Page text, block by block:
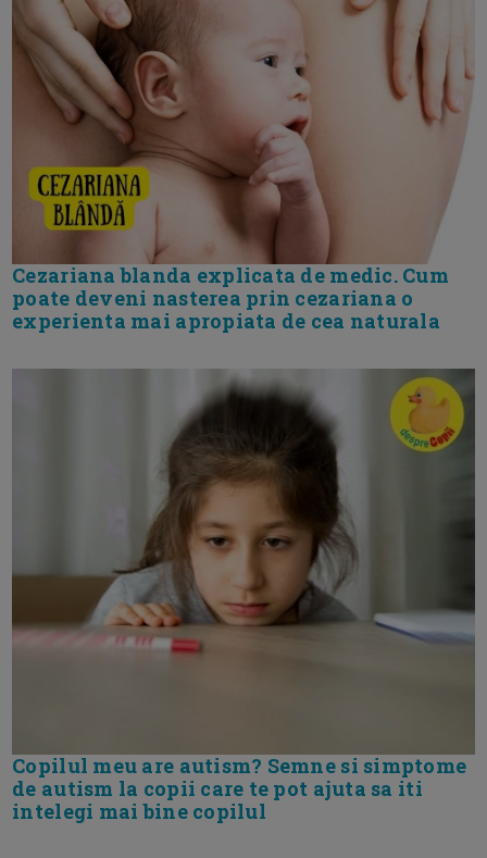
Cezariana blanda explicata de medic. Cum
poate deveni nasterea prin cezariana o
experienta mai apropiata de cea naturala
Copilul meu are autism? Semne si simptome
de autism la copii care te pot ajuta sa iti
intelegi mai bine copilul